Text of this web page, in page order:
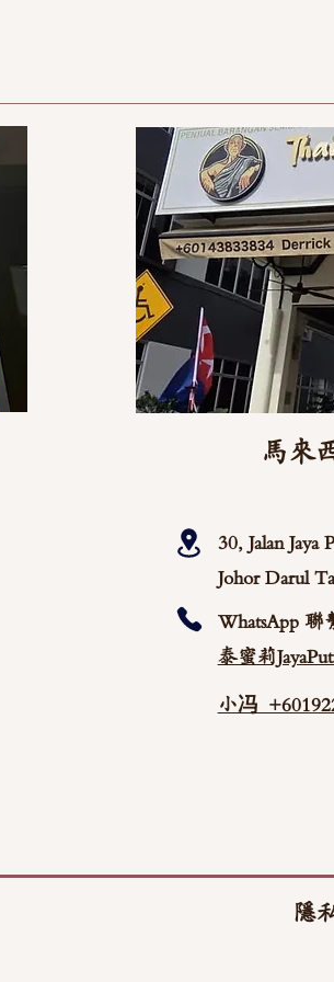
馬來
30, Jalan Jaya
Johor Darul
WhatsApp 聯
泰蜜莉
小冯
隱